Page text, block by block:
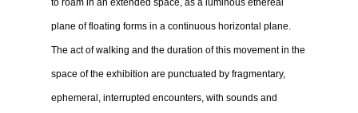
plane of floating forms in a continuous horizontal plane.
The act of walking and the duration of this movement in the
space of the exhibition are punctuated by fragmentary,
ephemeral, interrupted encounters, with sounds and